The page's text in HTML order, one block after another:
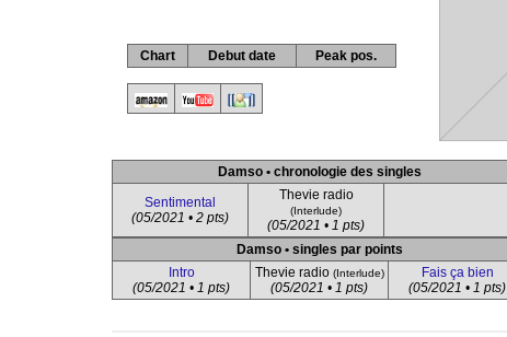
Chart Debut date Peak pos.
Damso • chronologie des singles
Sentimental
(05/2021 • 2 pts)
Thevie radio
(Interlude)
(05/2021 • 1 pts)
Damso • singles par points
Intro
(05/2021 • 1 pts)
Thevie radio (Interlude)
(05/2021 • 1 pts)
Fais ça bien
(05/2021 • 1 pts)